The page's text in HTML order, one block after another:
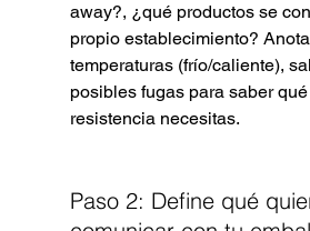
away?, ¿qué productos se
propio establecimiento?
temperaturas (frío/caliente),
posibles fugas para saber
resistencia necesitas.
Paso 2: Define qué